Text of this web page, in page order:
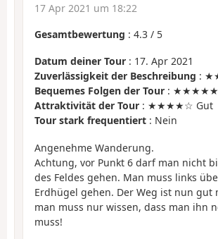
17 Apr 2021 um 18:22
Gesamtbewertung : 4.3 / 5
Datum deiner Tour : 17. Apr 2021
Zuverlässigkeit der Beschreibung :
Bequemes Folgen der Tour : ★★★★★
Attraktivität der Tour : ★★★★☆ Gut
Tour stark frequentiert : Nein
Angenehme Wanderung.
Achtung, vor Punkt 6 darf man nicht
des Feldes gehen. Man muss links
Erdhügel gehen. Der Weg ist nun gut
man muss nur wissen, dass man ihn
muss!